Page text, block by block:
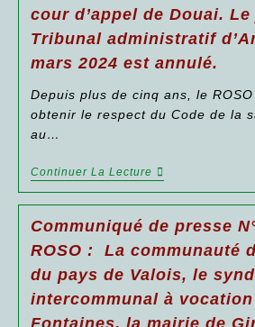
De
La
Zone
Concertée
Du
Et
Son
Les
De
Mogneville,
Cauffry
Et
Laigneville
Est
Annulé
Par
Un
cour d’appel de Douai.
Tribunal administratif
mars 2024 est annulé.
Depuis plus de cinq ans, le
obtenir le respect du Code de la
au…
Continuer La LectureCommuniqué
Du
ROSO :
Un
Jugement
11
Juin
Communiqué de presse
ROSO : La communauté
du pays de Valois, le
intercommunal à
Fontaines, la mairie de